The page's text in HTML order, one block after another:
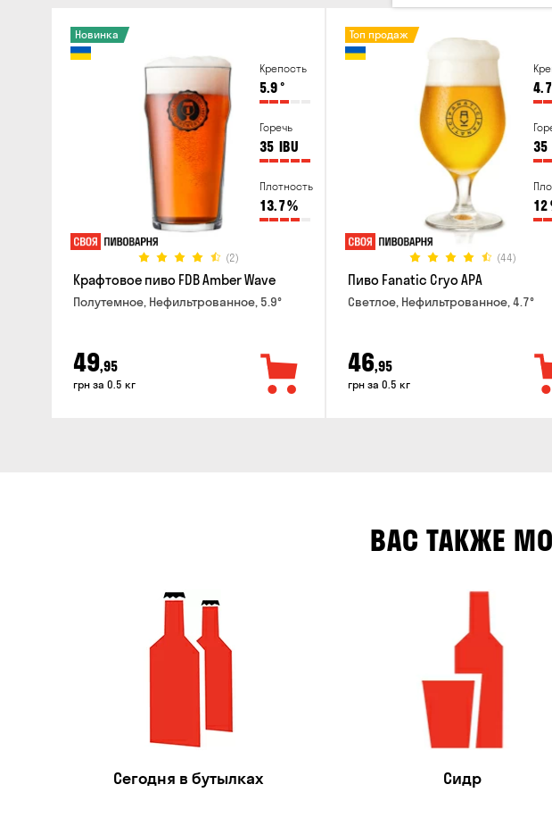
Крепость
5.9°
Горечь
35 IBU
Плотность
13.7%
(2)
Новинка
Крафтовое пиво FDB Amber Wave
Полутемное, Нефильтрованное, 5.9°
49,95
грн за 0.5 кг
4.7
35
12
(44)
Топ продаж
Пиво Fanatic Cryo APA
Светлое, Нефильтрованное, 4.7°
46,95
грн за 0.5 кг
ВАС ТАКЖЕ
Сегодня в бутылках Сидр